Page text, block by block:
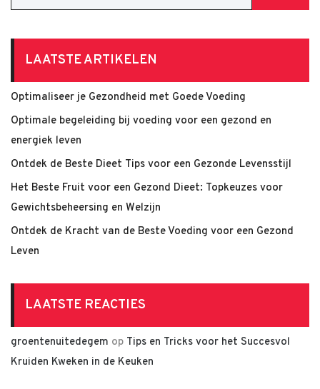
LAATSTE ARTIKELEN
Optimaliseer je Gezondheid met Goede Voeding
Optimale begeleiding bij voeding voor een gezond en
energiek leven
Ontdek de Beste Dieet Tips voor een Gezonde Levensstijl
Het Beste Fruit voor een Gezond Dieet: Topkeuzes voor
Gewichtsbeheersing en Welzijn
Ontdek de Kracht van de Beste Voeding voor een Gezond
Leven
LAATSTE REACTIES
groentenuitedegem op Tips en Tricks voor het Succesvol
Kruiden Kweken in de Keuken